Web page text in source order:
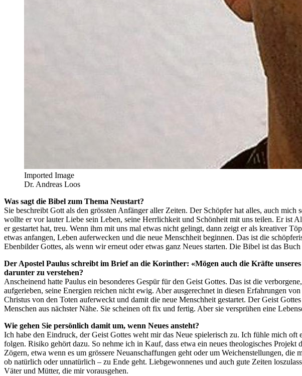
Imported Image
Dr. Andreas Loos
Was sagt die Bibel zum Thema Neustart?
Sie beschreibt Gott als den grössten Anfänger aller Zeiten. Der Schöpfer hat alles, auch
wollte er vor lauter Liebe sein Leben, seine Herrlichkeit und Schönheit mit uns teilen. Er ist
er gestartet hat, treu. Wenn ihm mit uns mal etwas nicht gelingt, dann zeigt er als kreativer
etwas anfangen, Leben auferwecken und die neue Menschheit beginnen. Das ist die
Ebenbilder Gottes, als wenn wir erneut oder etwas ganz Neues starten. Die Bibel ist das
Der Apostel Paulus schreibt im Brief an die Korinther: «Mögen auch die Kräfte
darunter zu verstehen?
Anscheinend hatte Paulus ein besonderes Gespür für den Geist Gottes. Das ist die
aufgerieben, seine Energien reichen nicht ewig. Aber ausgerechnet in diesen Erfahrungen
Christus von den Toten auferweckt und damit die neue Menschheit gestartet. Der Geist
Menschen aus nächster Nähe. Sie scheinen oft fix und fertig. Aber sie versprühen eine
Wie gehen Sie persönlich damit um, wenn Neues ansteht?
Ich habe den Eindruck, der Geist Gottes weht mir das Neue spielerisch zu. Ich fühle mich
folgen. Risiko gehört dazu. So nehme ich in Kauf, dass etwa ein neues theologisches
Zögern, etwa wenn es um grössere Neuanschaffungen geht oder um Weichenstellungen,
ob natürlich oder unnatürlich – zu Ende geht. Liebgewonnenes und auch gute Zeiten
Väter und Mütter, die mir vorausgehen.